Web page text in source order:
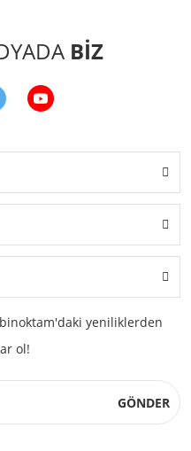
BİZ
yeniliklerden
ol!
GÖNDER